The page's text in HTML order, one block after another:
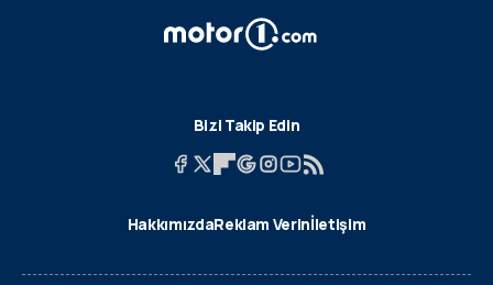
Bizi Takip Edin
HakkımızdaReklam Verinİletişim